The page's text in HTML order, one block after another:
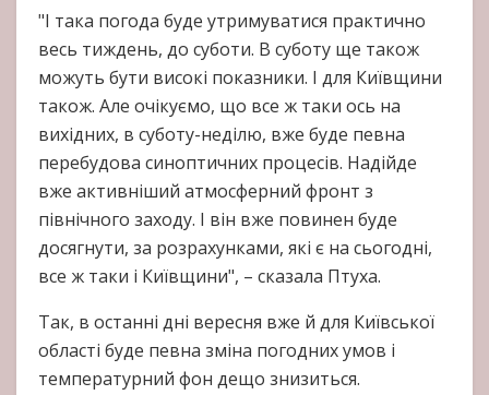
"І така погода буде утримуватися практично
весь тиждень, до суботи. В суботу ще також
можуть бути високі показники. І для Київщини
також. Але очікуємо, що все ж таки ось на
вихідних, в суботу-неділю, вже буде певна
перебудова синоптичних процесів. Надійде
вже активніший атмосферний фронт з
північного заходу. І він вже повинен буде
досягнути, за розрахунками, які є на сьогодні,
все ж таки і Київщини", – сказала Птуха.
Так, в останні дні вересня вже й для Київської
області буде певна зміна погодних умов і
температурний фон дещо знизиться.